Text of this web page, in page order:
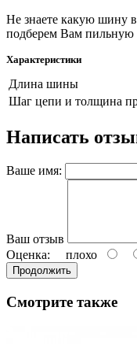
Не знаете какую шину
подберем Вам пильную
Характеристики
Длина шины
Шаг цепи и толщина
Написать
Ваше имя:
Ваш отзыв
Оценка: плохо
Продолжить
Смотрите также